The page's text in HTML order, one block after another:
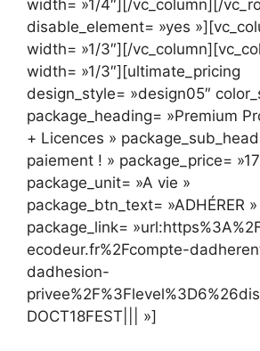
width= »1/4″][/vc_column][/
disable_element= »yes
width= »1/3″][/
width= »1/3″][ultimate_pricing
design_style= »design05″
package_heading= »Premium
+ Licences »
paiement ! » package_price=
package_unit= »A vie »
package_btn_text= »ADHÉRER »
package_link=
ecodeur.fr%2Fcompte-
dadhesion-
DOCT18FEST||| »]